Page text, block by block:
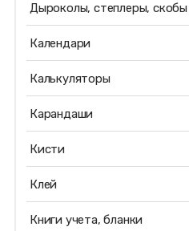
Дыроколы, степлеры, скобы
Календари
Калькуляторы
Карандаши
Кисти
Клей
Книги учета, бланки